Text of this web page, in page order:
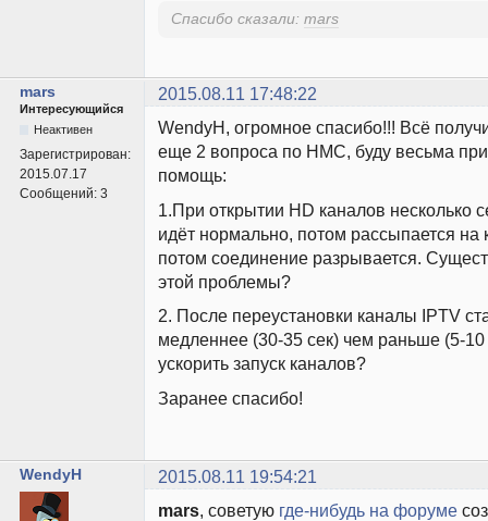
Спасибо сказали: mars
mars 2015.08.11 17:48:22
Интересующийся
Неактивен
Зарегистрирован:
2015.07.17
Сообщений: 3
WendyH, огромное спасибо!!! Всё
еще 2 вопроса по HMC, буду весьма
помощь:
1.При открытии HD каналов несколько
идёт нормально, потом рассыпается на
потом соединение разрывается.
этой проблемы?
2. После переустановки каналы IPTV
медленнее (30-35 сек) чем раньше (5-
ускорить запуск каналов?
Заранее спасибо!
WendyH 2015.08.11 19:54:21
mars , советую где-нибудь на форуме